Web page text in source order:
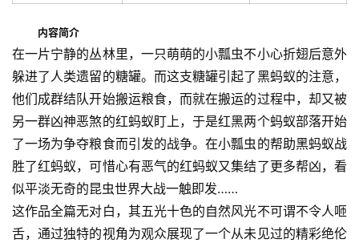
内容简介
在一片宁静的丛林里，一只萌萌的小瓢虫不小心折翅后意外
躲进了人类遗留的糖罐。而这支糖罐引起了黑蚂蚁的注意，
他们成群结队开始搬运粮食，而就在搬运的过程中，却又被
另一群凶神恶煞的红蚂蚁盯上，于是红黑两个蚂蚁部落开始
了一场为争夺粮食而引发的战争。在小瓢虫的帮助黑蚂蚁战
胜了红蚂蚁，可惜心有恶气的红蚂蚁又集结了更多帮凶，看
似平淡无奇的昆虫世界大战一触即发……
这作品全篇无对白，其五光十色的自然风光不可谓不令人咂
舌，通过独特的视角为观众展现了一个从未见过的精彩绝伦